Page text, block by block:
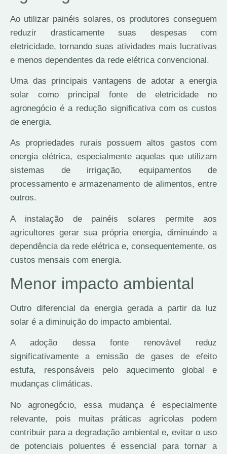
Ao utilizar painéis solares, os produtores conseguem
reduzir drasticamente suas despesas com
eletricidade, tornando suas atividades mais lucrativas
e menos dependentes da rede elétrica convencional.
Uma das principais vantagens de adotar a energia
solar como principal fonte de eletricidade no
agronegócio é a redução significativa com os custos
de energia.
As propriedades rurais possuem altos gastos com
energia elétrica, especialmente aquelas que utilizam
sistemas de irrigação, equipamentos de
processamento e armazenamento de alimentos, entre
outros.
A instalação de painéis solares permite aos
agricultores gerar sua própria energia, diminuindo a
dependência da rede elétrica e, consequentemente, os
custos mensais com energia.
Menor impacto ambiental
Outro diferencial da energia gerada a partir da luz
solar é a diminuição do impacto ambiental.
A adoção dessa fonte renovável reduz
significativamente a emissão de gases de efeito
estufa, responsáveis pelo aquecimento global e
mudanças climáticas.
No agronegócio, essa mudança é especialmente
relevante, pois muitas práticas agrícolas podem
contribuir para a degradação ambiental e, evitar o uso
de potenciais poluentes é essencial para tornar a